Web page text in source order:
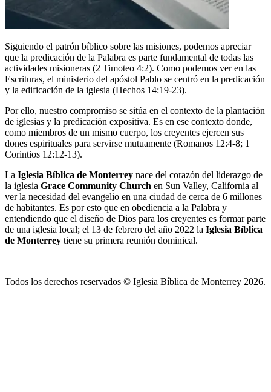
Siguiendo el patrón bíblico sobre las misiones, podemos apreciar
que la predicación de la Palabra es parte fundamental de todas las
actividades misioneras (2 Timoteo 4:2). Como podemos ver en las
Escrituras, el ministerio del apóstol Pablo se centró en la predicación
y la edificación de la iglesia (Hechos 14:19-23).
Por ello, nuestro compromiso se sitúa en el contexto de la plantación
de iglesias y la predicación expositiva. Es en ese contexto donde,
como miembros de un mismo cuerpo, los creyentes ejercen sus
dones espirituales para servirse mutuamente (Romanos 12:4-8; 1
Corintios 12:12-13).
La Iglesia Bíblica de Monterrey nace del corazón del liderazgo de
la iglesia Grace Community Church en Sun Valley, California al
ver la necesidad del evangelio en una ciudad de cerca de 6 millones
de habitantes. Es por esto que en obediencia a la Palabra y
entendiendo que el diseño de Dios para los creyentes es formar parte
de una iglesia local; el 13 de febrero del año 2022 la Iglesia Bíblica
de Monterrey tiene su primera reunión dominical.
Todos los derechos reservados © Iglesia Bíblica de Monterrey 2026.